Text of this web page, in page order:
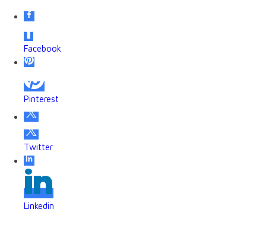
Facebook
Pinterest
Twitter
Linkedin